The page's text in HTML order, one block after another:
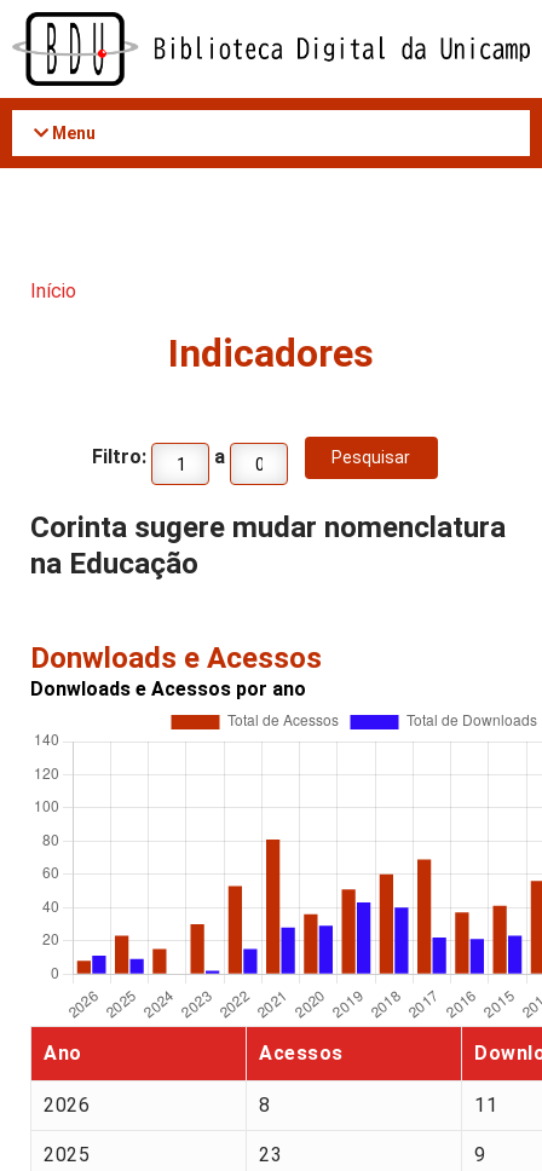
Acessar
conteúdo
Menu
Início
Indicadores
Filtro: a
Corinta sugere mudar nomenclatura
na Educação
Donwloads e Acessos
Donwloads e Acessos por ano
Ano Acessos
2026 8 11
2025 23 9